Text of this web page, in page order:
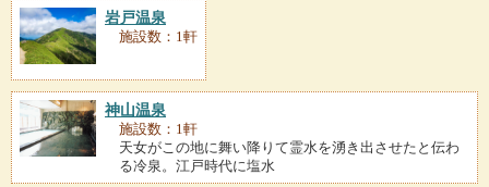
岩戸温泉
施設数：1軒
神山温泉
施設数：1軒
天女がこの地に舞い降りて霊水を湧き出させたと伝わ
る冷泉。江戸時代に塩水